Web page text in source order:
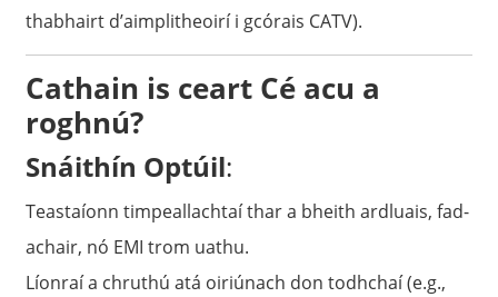
thabhairt d’aimplitheoirí i gcórais CATV).
Cathain is ceart Cé acu a
roghnú?
Snáithín Optúil:
Teastaíonn timpeallachtaí thar a bheith ardluais, fad-
achair, nó EMI trom uathu.
Líonraí a chruthú atá oiriúnach don todhchaí (e.g.,